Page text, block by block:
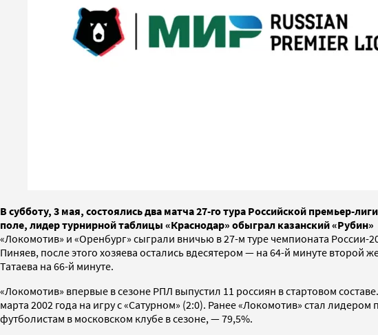
В субботу, 3 мая, состоялись два матча 27-го тура Российской премьер-
поле, лидер турнирной таблицы «Краснодар» обыграл казанский «Рубин»
«Локомотив» и «Оренбург» сыграли вничью в 27-м туре чемпионата
Пиняев, после этого хозяева остались вдесятером — на 64-й минуте
Татаева на 66-й минуте.
«Локомотив» впервые в сезоне РПЛ выпустил 11 россиян в стартовом
марта 2002 года на игру с «Сатурном» (2:0). Ранее «Локомотив» стал
футболистам в московском клубе в сезоне, — 79,5%.